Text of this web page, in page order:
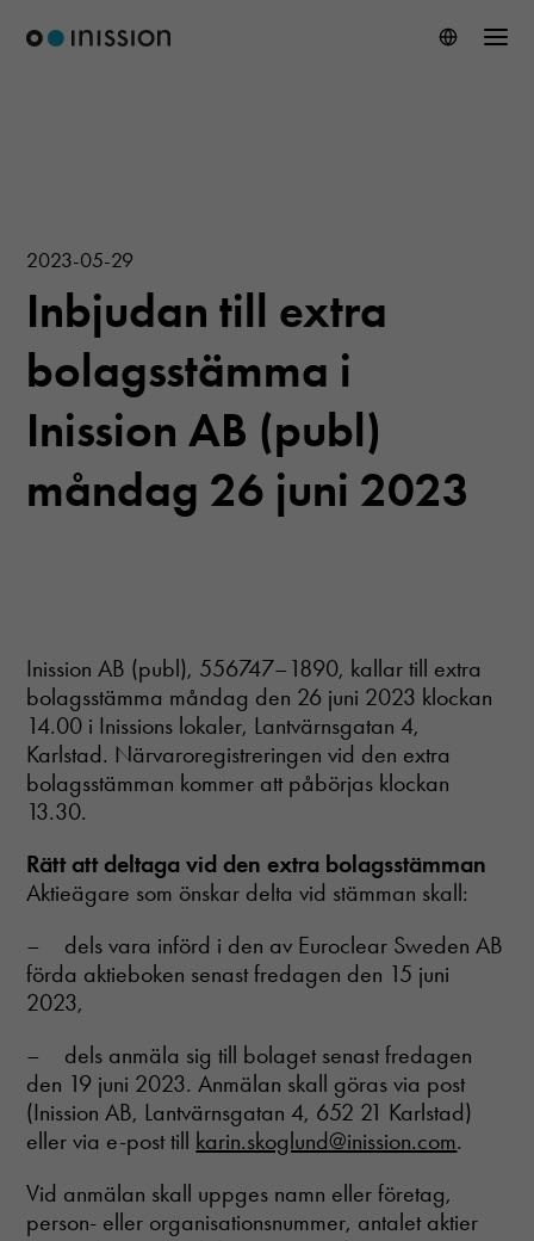
2023-05-29
Inbjudan till extra
bolagsstämma i
Inission AB (publ)
måndag 26 juni 2023
Inission AB (publ), 556747–1890, kallar till extra
bolagsstämma måndag den 26 juni 2023 klockan
14.00 i Inissions lokaler, Lantvärnsgatan 4,
Karlstad. Närvaroregistreringen vid den extra
bolagsstämman kommer att påbörjas klockan
13.30.
Rätt att deltaga vid den extra bolagsstämman
Aktieägare som önskar delta vid stämman skall:
– dels vara införd i den av Euroclear Sweden AB
förda aktieboken senast fredagen den 15 juni
2023,
– dels anmäla sig till bolaget senast fredagen
den 19 juni 2023. Anmälan skall göras via post
(Inission AB, Lantvärnsgatan 4, 652 21 Karlstad)
eller via e-post till karin.skoglund@inission.com.
Vid anmälan skall uppges namn eller företag,
person- eller organisationsnummer, antalet aktier